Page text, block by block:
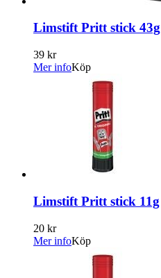
Limstift Pritt stick 43g
39 kr
Mer infoKöp
Limstift Pritt stick 11g
20 kr
Mer infoKöp